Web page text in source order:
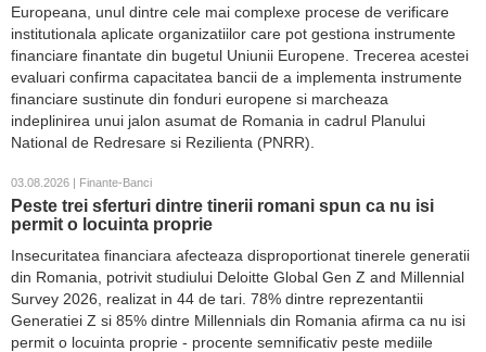
Europeana, unul dintre cele mai complexe procese de verificare
institutionala aplicate organizatiilor care pot gestiona instrumente
financiare finantate din bugetul Uniunii Europene. Trecerea acestei
evaluari confirma capacitatea bancii de a implementa instrumente
financiare sustinute din fonduri europene si marcheaza
indeplinirea unui jalon asumat de Romania in cadrul Planului
National de Redresare si Rezilienta (PNRR).
03.08.2026 | Finante-Banci
Peste trei sferturi dintre tinerii romani spun ca nu isi
permit o locuinta proprie
Insecuritatea financiara afecteaza disproportionat tinerele generatii
din Romania, potrivit studiului Deloitte Global Gen Z and Millennial
Survey 2026, realizat in 44 de tari. 78% dintre reprezentantii
Generatiei Z si 85% dintre Millennials din Romania afirma ca nu isi
permit o locuinta proprie - procente semnificativ peste mediile